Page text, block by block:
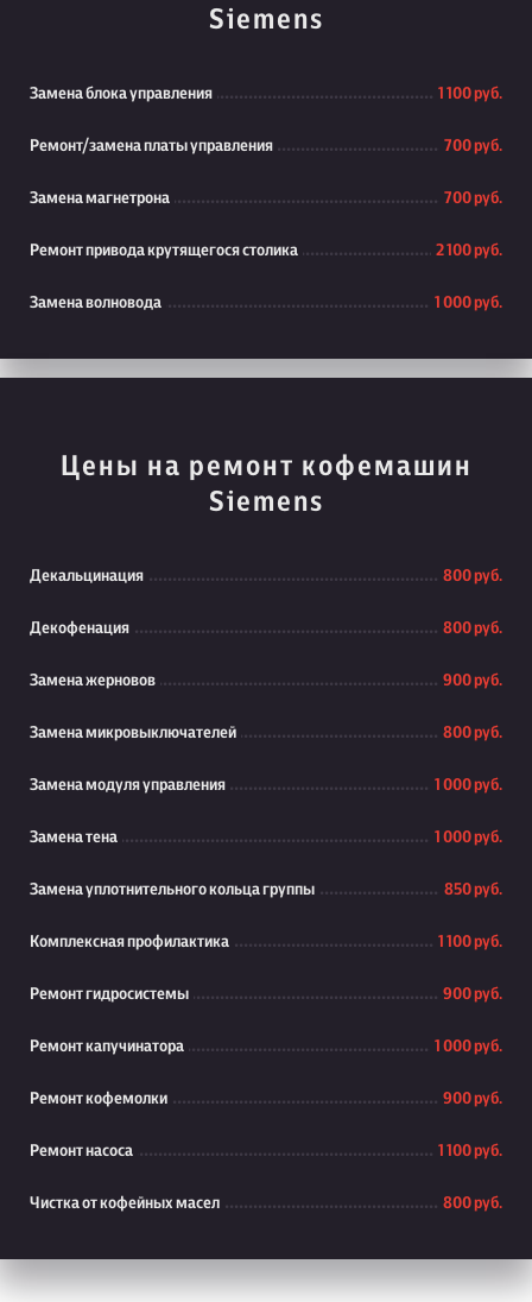
Siemens
Замена блока управления 1 100 руб.
Ремонт/замена платы управления 700 руб.
Замена магнетрона 700 руб.
Ремонт привода крутящегося столика 2 100 руб.
Замена волновода 1 000 руб.
Цены на ремонт кофемашин
Siemens
Декальцинация 800 руб.
Декофенация 800 руб.
Замена жерновов 900 руб.
Замена микровыключателей 800 руб.
Замена модуля управления 1 000 руб.
Замена тена 1 000 руб.
Замена уплотнительного кольца группы 850 руб.
Комплексная профилактика 1 100 руб.
Ремонт гидросистемы 900 руб.
Ремонт капучинатора 1 000 руб.
Ремонт кофемолки 900 руб.
Ремонт насоса 1 100 руб.
Чистка от кофейных масел 800 руб.